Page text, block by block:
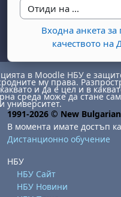
Отиди на ...
Входна анкета
качеството
1 август
неделя, 2 август
август
август8 август
неделя, 9 август
август
август
15 август
неделя, 16 август
в Moodle НБУ е
му права.
и да е цел и в
среда може да стане
университет.
1991-2026 © New
В момента имате достъп
Дистанционно обучение
НБУ
НБУ Сайт
НБУ Новини